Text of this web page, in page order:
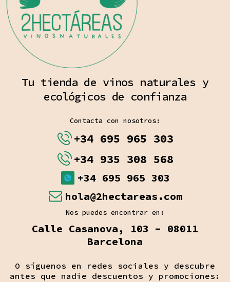
Tu tienda de vinos naturales y
ecológicos de confianza
Contacta con nosotros:
+34 695 965 303
+34 935 308 568
+34 695 965 303
hola@2hectareas.com
Nos puedes encontrar en:
Calle Casanova, 103 - 08011
Barcelona
O síguenos en redes sociales y descubre
antes que nadie descuentos y promociones: